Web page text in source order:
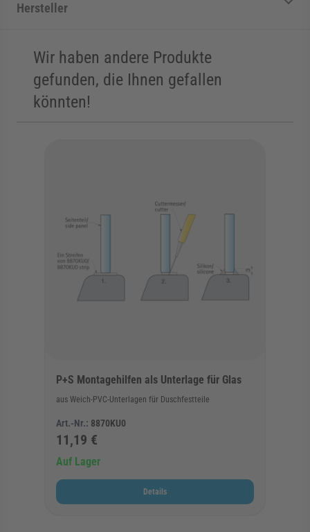
Hersteller
Wir haben andere Produkte
gefunden, die Ihnen gefallen
könnten!
P+S Montagehilfen als Unterlage für Glas
aus Weich-PVC-Unterlagen für Duschfestteile
Art.-Nr.: 8870KU0
11,19 €
Auf Lager
Details